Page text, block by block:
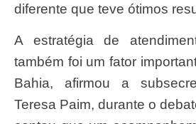
diferente que teve ótimos
A estratégia de atendimento nos hospitais
também foi um fator
Bahia, afirmou a
Teresa Paim, durante o